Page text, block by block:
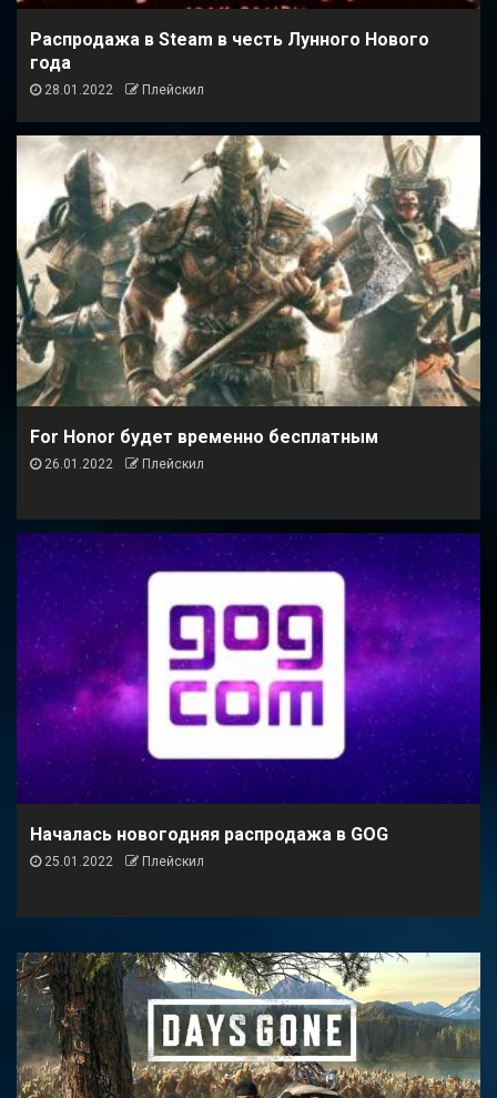
Распродажа в Steam в честь Лунного Нового
года
28.01.2022 Плейскил
For Honor будет временно бесплатным
26.01.2022 Плейскил
Началась новогодняя распродажа в GOG
25.01.2022 Плейскил